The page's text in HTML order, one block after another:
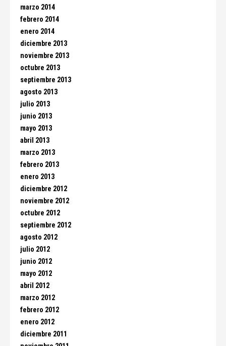
marzo 2014
febrero 2014
enero 2014
diciembre 2013
noviembre 2013
octubre 2013
septiembre 2013
agosto 2013
julio 2013
junio 2013
mayo 2013
abril 2013
marzo 2013
febrero 2013
enero 2013
diciembre 2012
noviembre 2012
octubre 2012
septiembre 2012
agosto 2012
julio 2012
junio 2012
mayo 2012
abril 2012
marzo 2012
febrero 2012
enero 2012
diciembre 2011